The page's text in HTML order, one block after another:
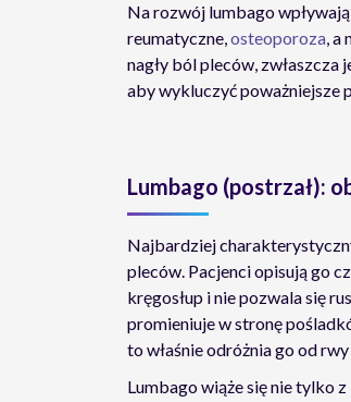
Na rozwój lumbago
reumatyczne,osteoporoza, a
nagły ból pleców,
aby wykluczyć poważniejsze
Lumbago (postrzał):
Najbardziej
pleców. Pacjenci opisują go
kręgosłup i nie pozwala się
promieniuje w stronę
to właśnie odróżnia go od
Lumbago wiąże się nie tylko